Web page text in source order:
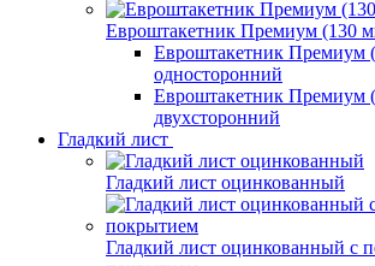
Евроштакетник Премиум (130
Евроштакетник Премиум
односторонний
Евроштакетник Премиум
двухсторонний
Гладкий лист
Гладкий лист оцинкованный
Гладкий лист оцинкованный с